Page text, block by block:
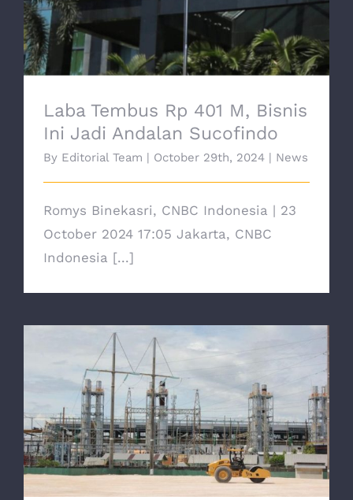
Andalan Sucofindo
Laba Tembus Rp 401 M, Bisnis
Ini Jadi Andalan Sucofindo
By Editorial Team | October 29th, 2024 | News
Romys Binekasri, CNBC Indonesia | 23
October 2024 17:05 Jakarta, CNBC
Indonesia [...]
Subholding PLN Resmi Terbentuk